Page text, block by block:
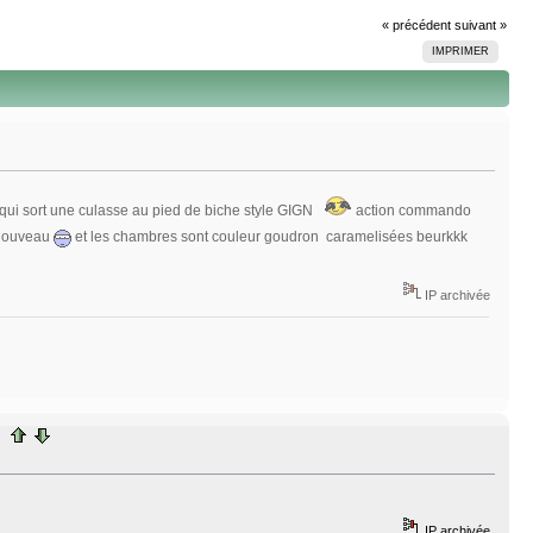
« précédent suivant »
IMPRIMER
sort une culasse au pied de biche style GIGN
action commando
et les chambres sont couleur goudron caramelisées beurkkk
IP archivée